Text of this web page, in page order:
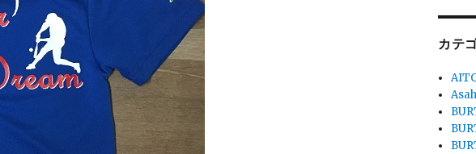
カテ